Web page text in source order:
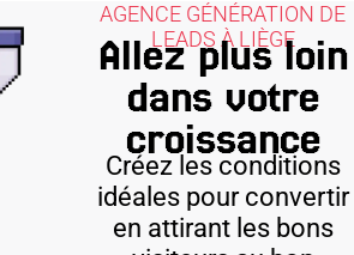
AGENCE GÉNÉRATION DE
LEADS À LIÈGE
Allez plus loin
dans votre
croissance
Créez les conditions
idéales pour convertir
en attirant les bons